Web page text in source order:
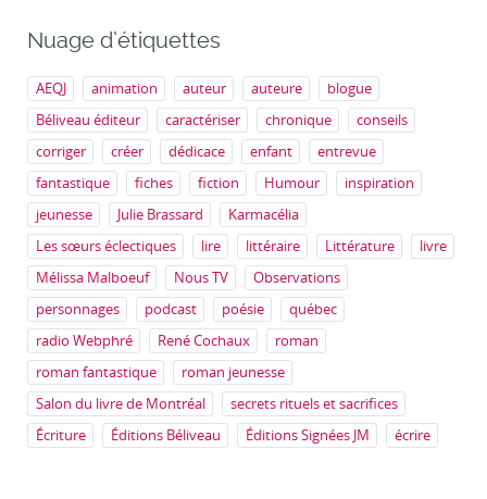
Nuage d’étiquettes
AEQJ animation auteur auteure
blogue
Béliveau éditeur
caractériser chronique
conseils
corriger
créer dédicace enfant
entrevue
fantastique
fiches fiction Humour
inspiration
jeunesse
Julie Brassard
Karmacélia
Les sœurs éclectiques
lire littéraire Littérature
livre
Mélissa Malboeuf
Nous TV
Observations
personnages
podcast poésie
québec
radio Webphré
René Cochaux
roman
roman fantastique
roman jeunesse
Salon du livre de Montréal
secrets rituels et sacrifices
Écriture
Éditions Béliveau Éditions Signées JM écrire